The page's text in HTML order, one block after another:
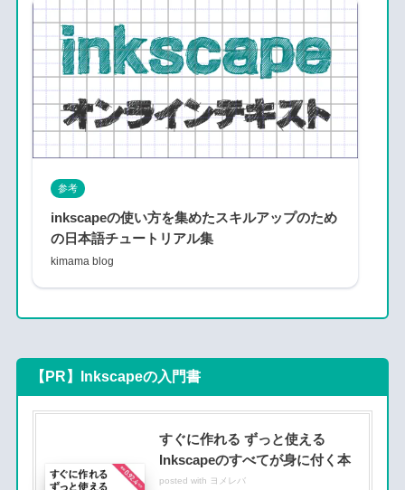
参考
inkscapeの使い方を集めたスキルアップのため
の日本語チュートリアル集
kimama blog
【PR】Inkscapeの入門書
すぐに作れる ずっと使える
Inkscapeのすべてが身に付く本
posted with ヨメレバ